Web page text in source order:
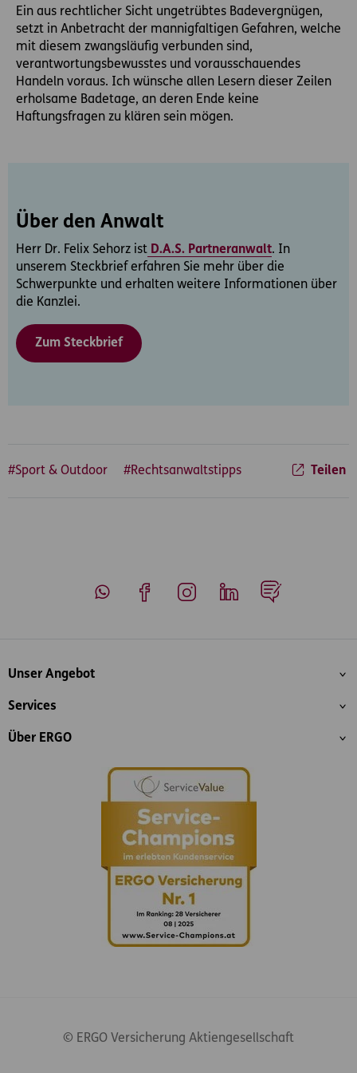
Ein aus rechtlicher Sicht ungetrübtes Badevergnügen,
setzt in Anbetracht der mannigfaltigen Gefahren, welche
mit diesem zwangsläufig verbunden sind,
verantwortungsbewusstes und vorausschauendes
Handeln voraus. Ich wünsche allen Lesern dieser Zeilen
erholsame Badetage, an deren Ende keine
Haftungsfragen zu klären sein mögen.
Über den Anwalt
Herr Dr. Felix Sehorz ist D.A.S. Partneranwalt. In
unserem Steckbrief erfahren Sie mehr über die
Schwerpunkte und erhalten weitere Informationen über
die Kanzlei.
Zum Steckbrief
#Sport & Outdoor #Rechtsanwaltstipps Teilen
Inhaltsübersicht
Unser Angebot
Services
Über ERGO
© ERGO Versicherung Aktiengesellschaft